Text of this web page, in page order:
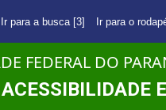
Ir para a busca [3] Ir para o
FEDERAL DO
ACESSIBILIDADE